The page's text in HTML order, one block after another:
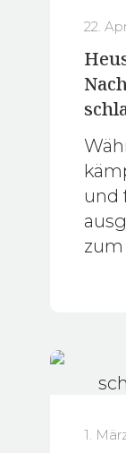
22.
und
1.